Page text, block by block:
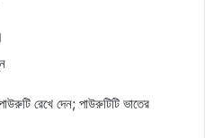
রেখে দেন; পাউরুটিটি ভাতের